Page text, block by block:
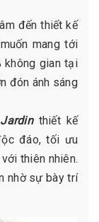
đến thiết kế
mang tới
không gian tại
đón ánh sáng
thiết kế
đáo, tối ưu
thiên nhiên.
nhờ sự bày trí